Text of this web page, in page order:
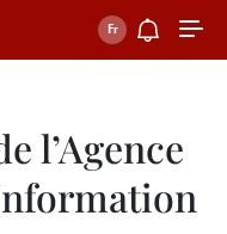
l’Agence